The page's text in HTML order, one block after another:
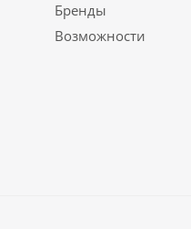
Бренды
Возможности